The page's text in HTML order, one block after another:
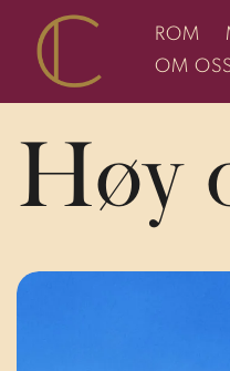
ROM
OM
Høy